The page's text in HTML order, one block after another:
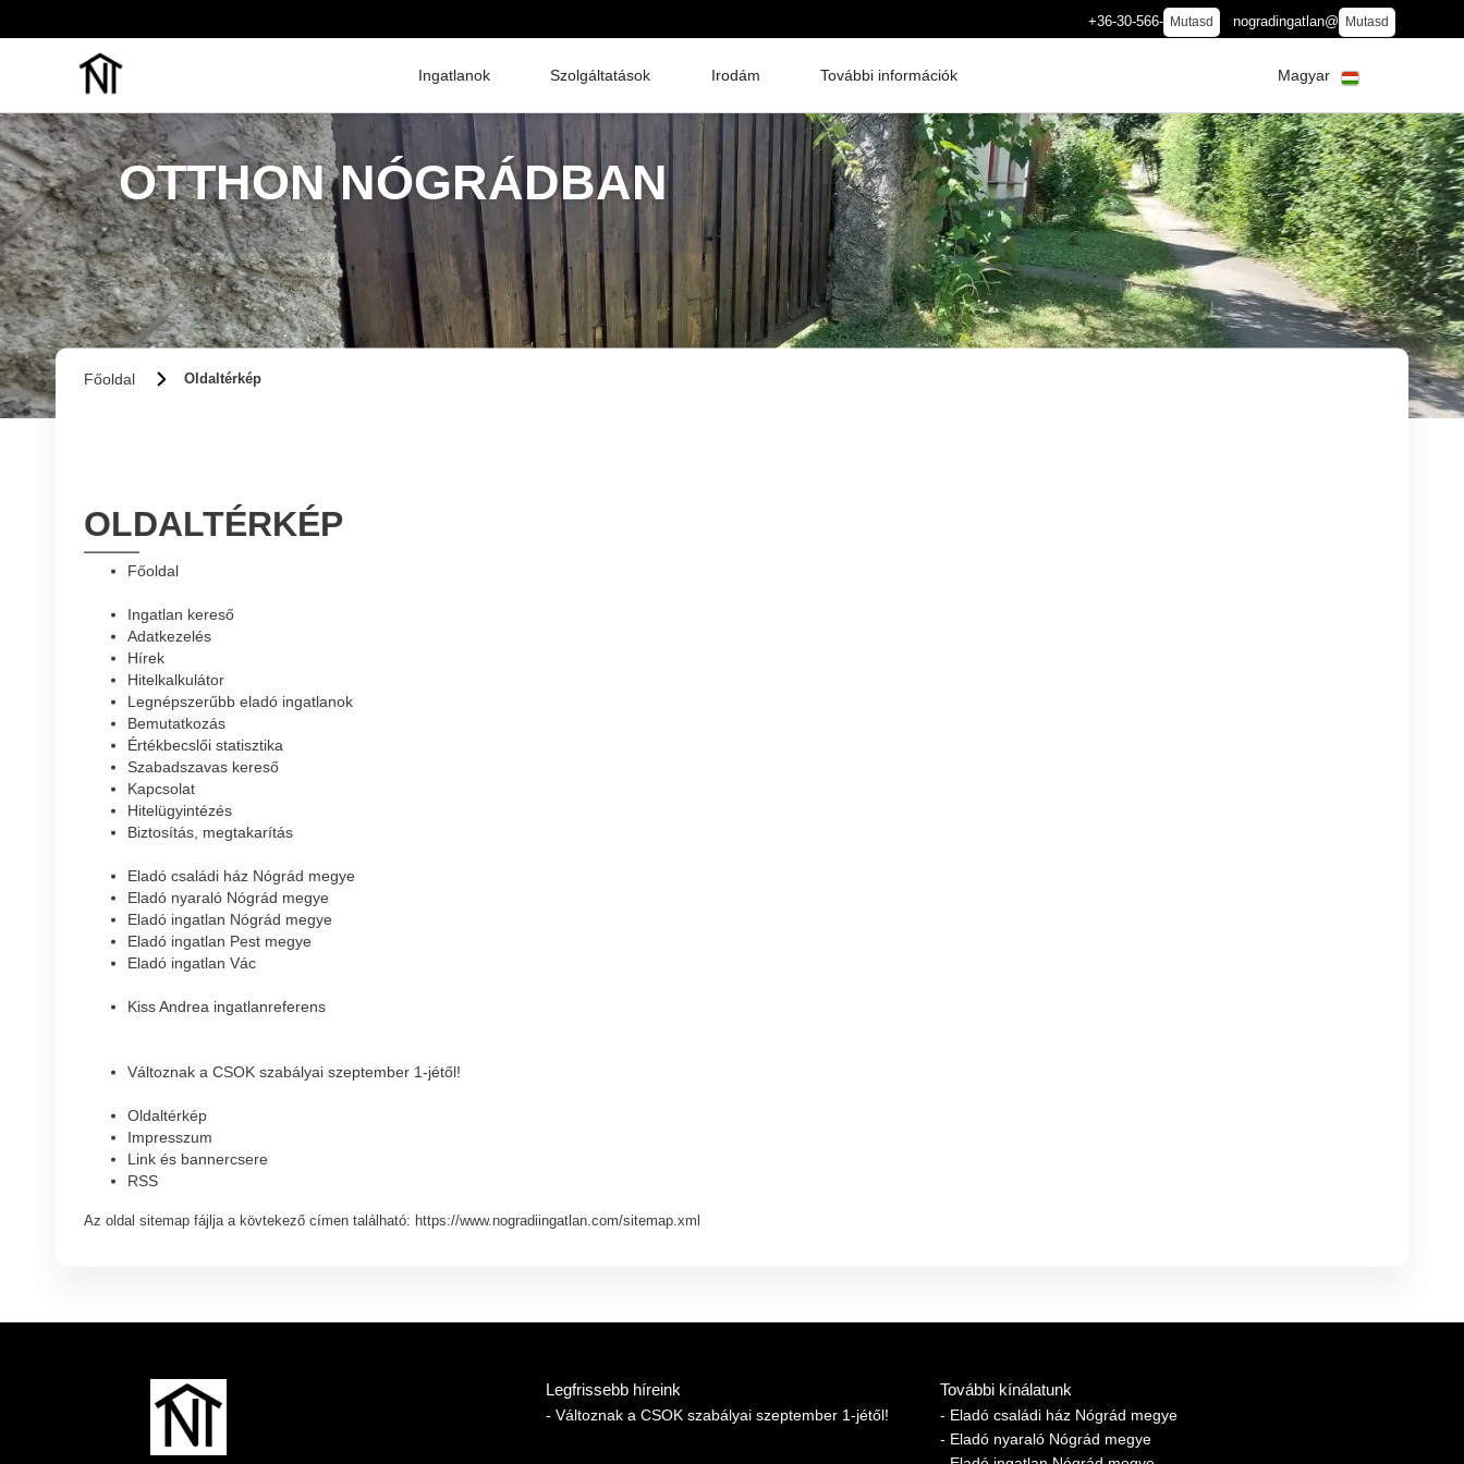
+36-30-566- Mutasd nogradingatlan@ Mutasd
Ingatlanok Szolgáltatások Irodám További információk Magyar
OTTHON NÓGRÁDBAN
Főoldal Oldaltérkép
OLDALTÉRKÉP
Főoldal
Ingatlan kereső
Adatkezelés
Hírek
Hitelkalkulátor
Legnépszerűbb eladó ingatlanok
Bemutatkozás
Értékbecslői statisztika
Szabadszavas kereső
Kapcsolat
Hitelügyintézés
Biztosítás, megtakarítás
Eladó családi ház Nógrád megye
Eladó nyaraló Nógrád megye
Eladó ingatlan Nógrád megye
Eladó ingatlan Pest megye
Eladó ingatlan Vác
Kiss Andrea ingatlanreferens
Változnak a CSOK szabályai szeptember 1-jétől!
Oldaltérkép
Impresszum
Link és bannercsere
RSS
Az oldal sitemap fájlja a kövtekező címen található: https://www.nogradiingatlan.com/sitemap.xml
Legfrissebb híreink
- Változnak a CSOK szabályai szeptember 1-jétől!
További kínálatunk
- Eladó családi ház Nógrád megye
- Eladó nyaraló Nógrád megye